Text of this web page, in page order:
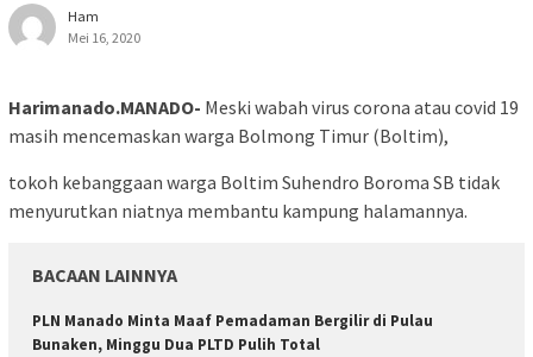
Ham
Mei 16, 2020
Harimanado.MANADO- Meski wabah virus corona atau covid 19
masih mencemaskan warga Bolmong Timur (Boltim),
tokoh kebanggaan warga Boltim Suhendro Boroma SB tidak
menyurutkan niatnya membantu kampung halamannya.
BACAAN LAINNYA
PLN Manado Minta Maaf Pemadaman Bergilir di Pulau
Bunaken, Minggu Dua PLTD Pulih Total